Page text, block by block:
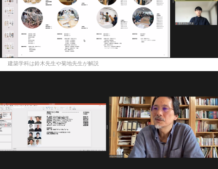
建築学科は鈴木先生や菊地先生が解説